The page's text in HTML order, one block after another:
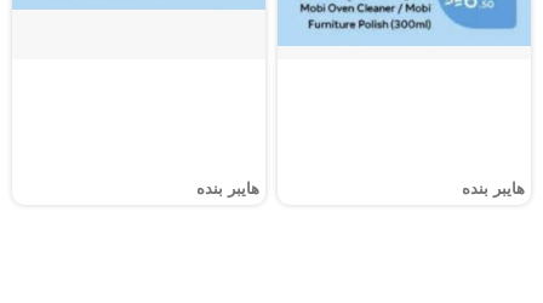
هايبر بنده هايبر بنده